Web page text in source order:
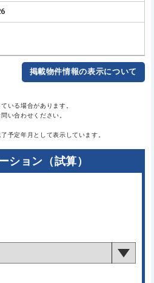
掲載物件情報の表示について
いる場合があります。
い合わせください。
予定年月として表示しています。
ション（試算）